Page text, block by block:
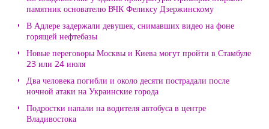
памятник основателю ВЧК Феликсу Дзержинскому
В Адлере задержали девушек, снимавших видео на фоне
горящей нефтебазы
Новые переговоры Москвы и Киева могут пройти в Стамбуле
23 или 24 июля
Два человека погибли и около десяти пострадали после
ночной атаки на Украинские города
Подростки напали на водителя автобуса в центре
Владивостока